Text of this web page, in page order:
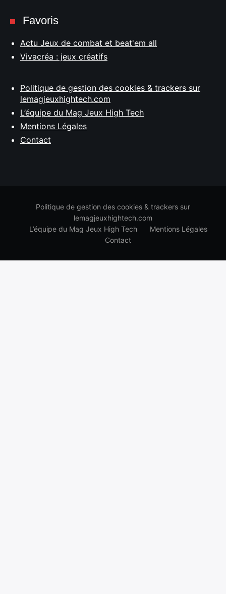
Favoris
Actu Jeux de combat et beat'em all
Vivacréa : jeux créatifs
Politique de gestion des cookies & trackers sur
lemagjeuxhightech.com
L’équipe du Mag Jeux High Tech
Mentions Légales
Contact
Politique de gestion des cookies & trackers sur
lemagjeuxhightech.com
L’équipe du Mag Jeux High Tech
Mentions Légales
Contact